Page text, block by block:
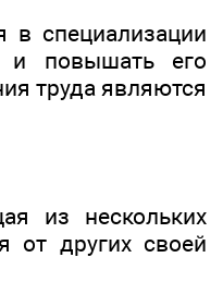
в специализации
и повышать его
труда являются
из нескольких
от других своей